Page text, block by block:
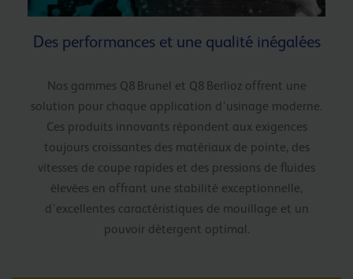
Des performances et une qualité inégalées
Nos gammes Q8 Brunel et Q8 Berlioz offrent une
solution pour chaque application d’usinage moderne.
Ces produits innovants répondent aux exigences
toujours croissantes des matériaux de pointe, des
vitesses de coupe rapides et des pressions de fluides
élevées en offrant une stabilité exceptionnelle,
d’excellentes caractéristiques de mouillage et un
pouvoir détergent optimal.